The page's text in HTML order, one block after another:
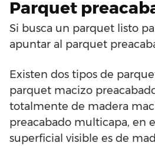
Parquet
Si busca un parquet listo
apuntar al parquet
Existen dos tipos de
parquet macizo
totalmente de madera
preacabado multicapa, en
superficial visible es de